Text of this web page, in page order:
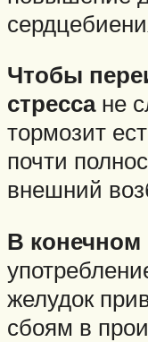
Чтобы
стрессане
тормозит
почти
внешний
В конечном
желудок
сбоям в